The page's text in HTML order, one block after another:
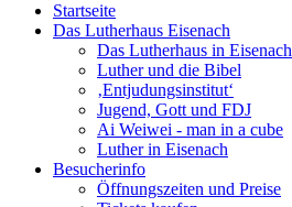
Startseite
Das Lutherhaus Eisenach
Das Lutherhaus in Eisenach
Luther und die Bibel
‚Entjudungsinstitut‘
Jugend, Gott und FDJ
Ai Weiwei - man in a cube
Luther in Eisenach
Besucherinfo
Öffnungszeiten und Preise